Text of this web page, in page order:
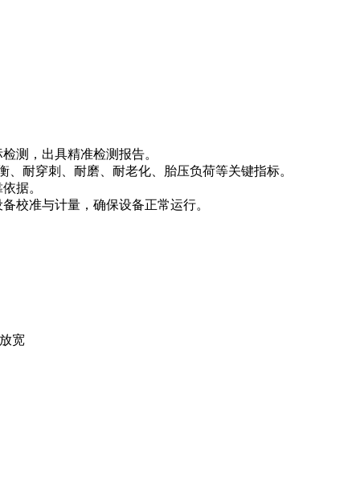
测，出具精准检测报告。
耐穿刺、耐磨、耐老化、胎压负荷等关键指标。
据。
校准与计量，确保设备正常运行。
宽